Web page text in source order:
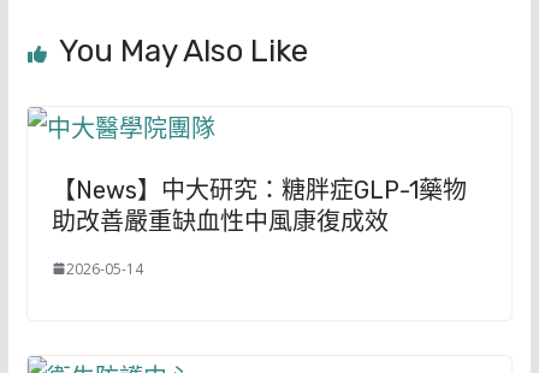
You May Also Like
【News】中大研究：糖胖症GLP-1藥物
助改善嚴重缺血性中風康復成效
2026-05-14